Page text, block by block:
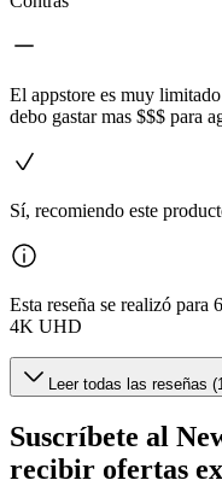
El appstore es muy
debo gastar mas $$$ para
Sí, recomiendo este
Esta reseña se realizó
4K UHD
Leer todas las reseñas
Suscríbete al
recibir ofertas